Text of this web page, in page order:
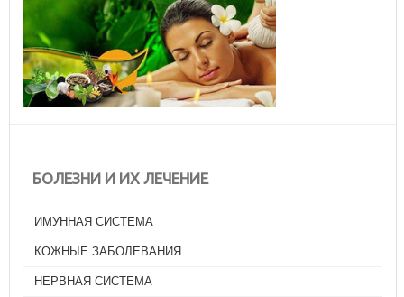
БОЛЕЗНИ И ИХ ЛЕЧЕНИЕ
ИМУННАЯ СИСТЕМА
КОЖНЫЕ ЗАБОЛЕВАНИЯ
НЕРВНАЯ СИСТЕМА